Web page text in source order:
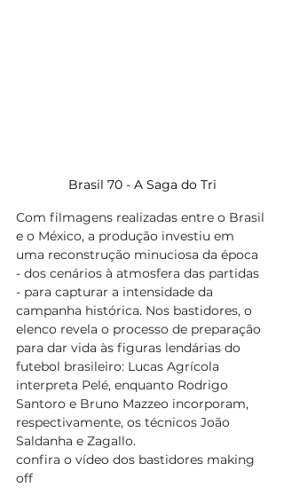
Brasil 70 - A Saga do Tri
Com filmagens realizadas entre o Brasil
e o México, a produção investiu em
uma reconstrução minuciosa da época
- dos cenários à atmosfera das partidas
- para capturar a intensidade da
campanha histórica. Nos bastidores, o
elenco revela o processo de preparação
para dar vida às figuras lendárias do
futebol brasileiro: Lucas Agrícola
interpreta Pelé, enquanto Rodrigo
Santoro e Bruno Mazzeo incorporam,
respectivamente, os técnicos João
Saldanha e Zagallo.
confira o vídeo dos bastidores making
off